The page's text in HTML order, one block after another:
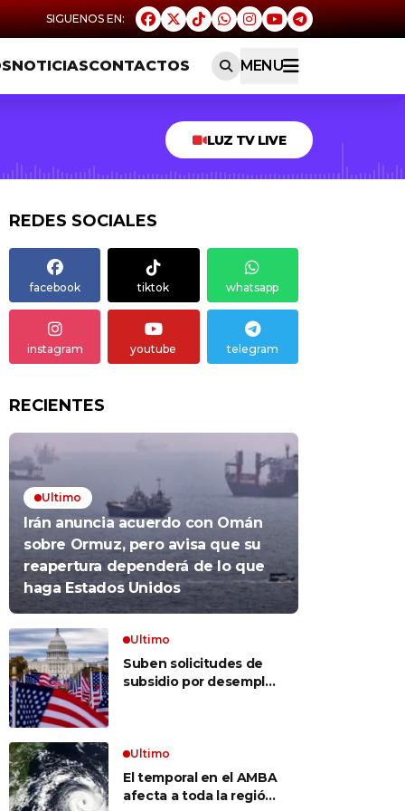
NOTICIASCONTACTOS MENU
LUZ TV LIVE
REDES SOCIALES
facebook tiktok whatsapp
instagram youtube telegram
RECIENTES
Ultimo
Irán anuncia acuerdo con Omán
sobre Ormuz, pero avisa que su
reapertura dependerá de lo que
haga Estados Unidos
Ultimo
Suben solicitudes de
subsidio por desempleo
Ultimo
El temporal en el AMBA
afecta a toda la región: